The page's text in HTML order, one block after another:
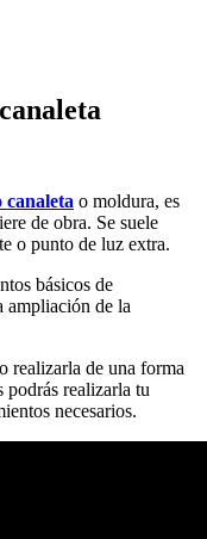
o moldura, es
de obra. Se suele
o punto de luz extra.
básicos de
ampliación de la
realizarla de una forma
podrás realizarla tu
necesarios.